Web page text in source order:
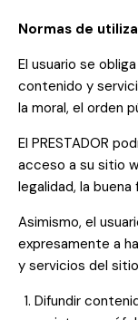
Normas de
El usuario se
contenido y
la moral, el orden
El PRESTADOR
acceso a su sitio
legalidad, la
Asimismo, el
expresamente a
y servicios del
Difundir